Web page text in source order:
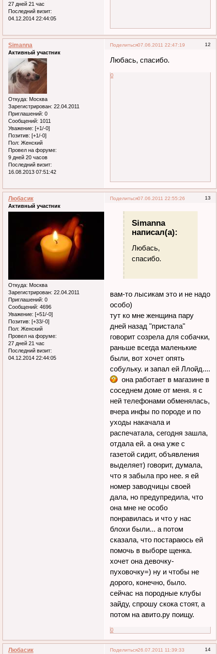
27 дней 21 час
Последний визит:
04.12.2014 22:44:05
Поделиться 12
07.06.2011 22:47:19
Simanna
Активный участник
Откуда: Москва
Зарегистрирован: 22.04.2011
Приглашений: 0
Сообщений: 1011
Уважение: [+1/-0]
Позитив: [+1/-0]
Пол: Женский
Провел на форуме:
9 дней 20 часов
Последний визит:
16.08.2013 07:51:42
Любась, спасибо.
0
Поделиться 13
07.06.2011 22:55:26
Любасик
Активный участник
Откуда: Москва
Зарегистрирован: 22.04.2011
Приглашений: 0
Сообщений: 4696
Уважение: [+51/-0]
Позитив: [+33/-0]
Пол: Женский
Провел на форуме:
27 дней 21 час
Последний визит:
04.12.2014 22:44:05
Simanna
написал(а):
Любась,
спасибо.
вам-то лысикам это и не надо
особо)
тут ко мне женщина пару
дней назад "пристала"
говорит созрела для собачки,
раньше всегда маленькие
были, вот хочет опять
собульку. и запал ей Ллойд....
она работает в магазине в
соседнем доме от меня. я с
ней телефонами обменялась,
вчера инфы по породе и по
уходы накачала и
распечатала, сегодня зашла,
отдала ей. а она уже с
газетой сидит, объявления
выделяет) говорит, думала,
что я забыла про нее. я ей
номер заводчицы своей
дала, но предупредила, что
она мне не особо
понравилась и что у нас
блохи были... а потом
сказала, что постараюсь ей
помочь в выборе щенка.
хочет она девочку-
пуховочку=) ну и чтобы не
дорого, конечно, было.
сейчас на породные клубы
зайду, спрошу скока стоят, а
потом на авито.ру поищу.
0
Поделиться 14
26.07.2011 11:39:33
Любасик